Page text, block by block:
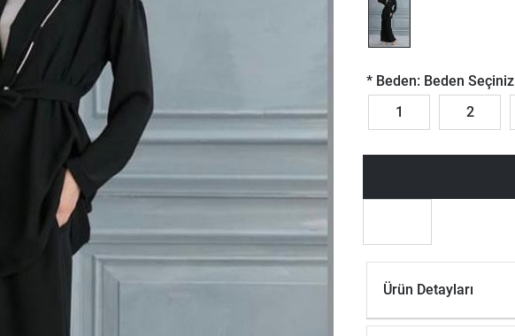
* Beden: Beden Seçiniz
1
2
Ürün Detayları